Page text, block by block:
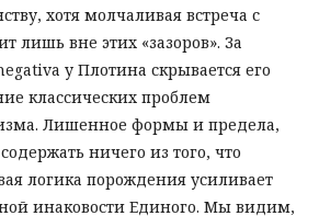
хотя молчаливая встреча с
лишь вне этих «зазоров». За
у Плотина скрывается его
классических проблем
Лишенное формы и предела,
ничего из того, что
логика порождения усиливает
инаковости Единого. Мы видим,